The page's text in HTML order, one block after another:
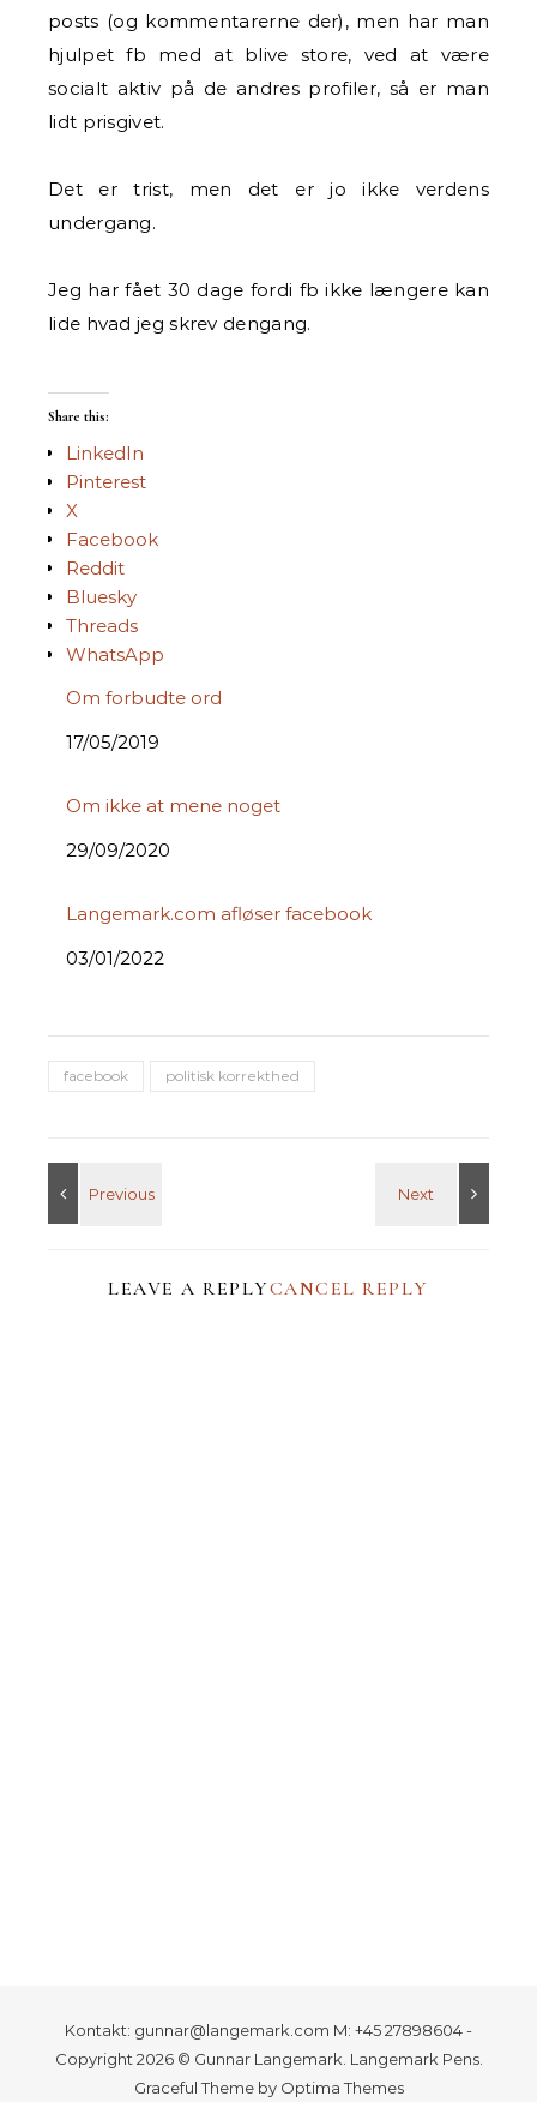
posts (og kommentarerne der), men har man
hjulpet fb med at blive store, ved at være
socialt aktiv på de andres profiler, så er man
lidt prisgivet.
Det er trist, men det er jo ikke verdens
undergang.
Jeg har fået 30 dage fordi fb ikke længere kan
lide hvad jeg skrev dengang.
Share this:
LinkedIn
Pinterest
X
Facebook
Reddit
Bluesky
Threads
WhatsApp
Om forbudte ord
Date
17/05/2019
Om ikke at mene noget
Date
29/09/2020
Langemark.com afløser facebook
Date
03/01/2022
facebook politisk korrekthed
LEAVE A REPLYCANCEL REPLY
Kontakt: gunnar@langemark.com M: +45 27898604 -
Copyright 2026 © Gunnar Langemark. Langemark Pens.
Graceful Theme by Optima Themes